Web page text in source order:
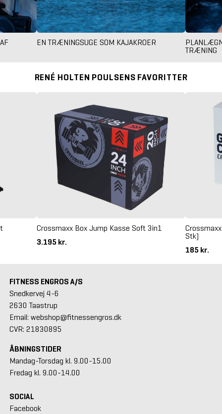
EN TRÆNINGSUGE SOM KAJAKROER
TRÆNING
RENÉ HOLTEN POULSENS FAVORITTER
Crossmaxx Box Jump Kasse Soft 3in1
3.195 kr.
Stk)
185 kr.
FITNESS ENGROS A/S
Snedkervej 4-6
2630 Taastrup
Email: webshop@fitnessengros.dk
CVR: 21830895
ÅBNINGSTIDER
Mandag-Torsdag kl. 9.00-15.00
Fredag kl. 9.00-14.00
SOCIAL
Facebook